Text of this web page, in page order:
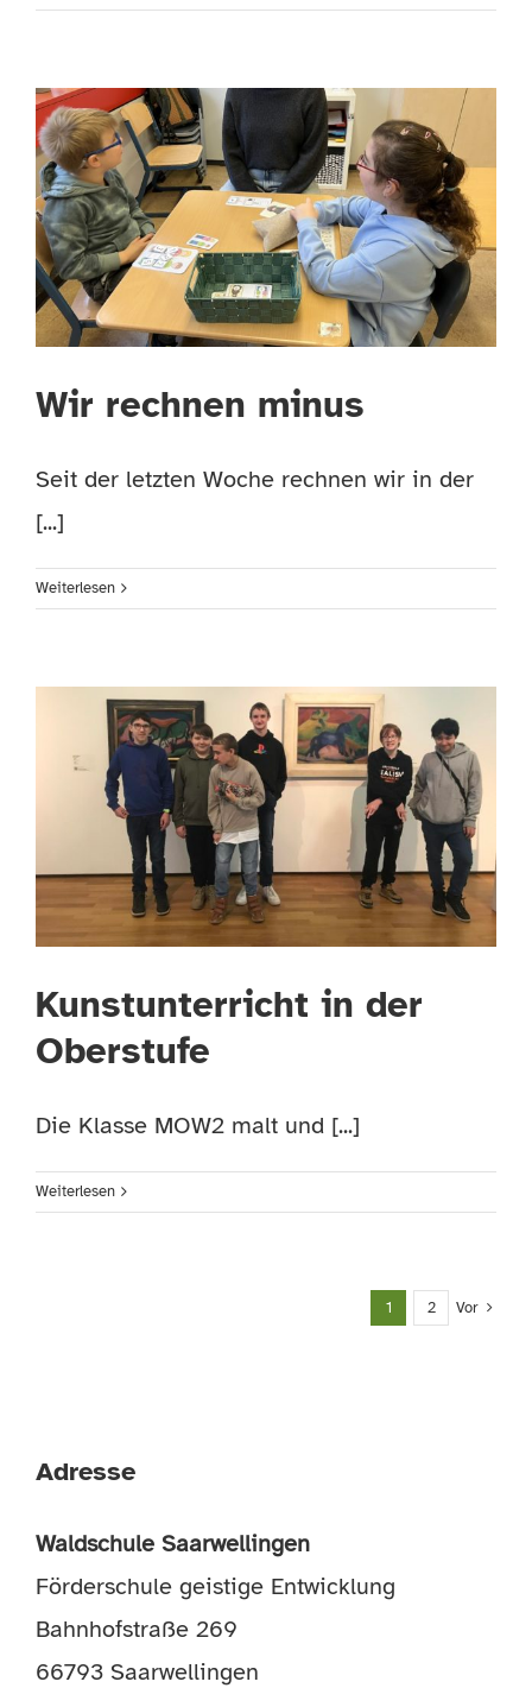
Wir rechnen minus
Seit der letzten Woche rechnen wir in der
[...]
Weiterlesen
Kunstunterricht in der
Oberstufe
Die Klasse MOW2 malt und [...]
Weiterlesen
1 2 Vor
Adresse
Waldschule Saarwellingen
Förderschule geistige Entwicklung
Bahnhofstraße 269
66793 Saarwellingen